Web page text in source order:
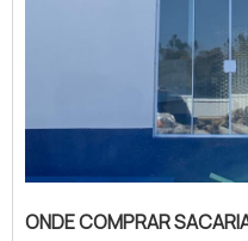
ONDE COMPRAR